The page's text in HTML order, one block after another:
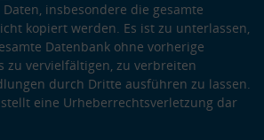
insbesondere die gesamte
kopiert werden. Es ist zu unterlassen,
Datenbank ohne vorherige
zu vervielfältigen, zu verbreiten
durch Dritte ausführen zu lassen.
eine Urheberrechtsverletzung dar